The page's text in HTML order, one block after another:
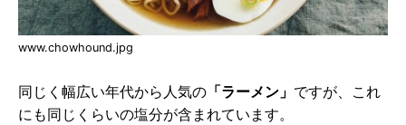
www.chowhound.jpg
同じく幅広い年代から人気の 「ラーメン」 ですが、これ
にも同じくらいの塩分が含まれています。